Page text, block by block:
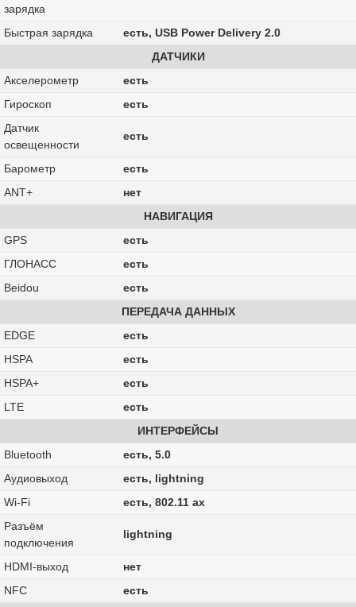
зарядка
Быстрая зарядка
есть, USB Power Delivery 2.0
ДАТЧИКИ
Акселерометр
есть
Гироскоп
есть
Датчик
освещенности
есть
Барометр
есть
ANT+
нет
НАВИГАЦИЯ
GPS
есть
ГЛОНАСС
есть
Beidou
есть
ПЕРЕДАЧА ДАННЫХ
EDGE
есть
HSPA
есть
HSPA+
есть
LTE
есть
ИНТЕРФЕЙСЫ
Bluetooth
есть, 5.0
Аудиовыход
есть, lightning
Wi-Fi
есть, 802.11 ax
Разъём
подключения
lightning
HDMI-выход
нет
NFC
есть